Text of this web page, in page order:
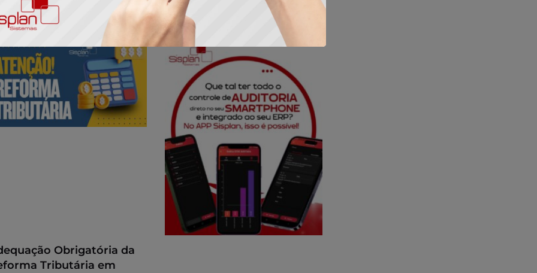
Obrigatória da
Tributária em